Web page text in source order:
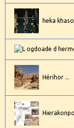
heka
Hérihor ...